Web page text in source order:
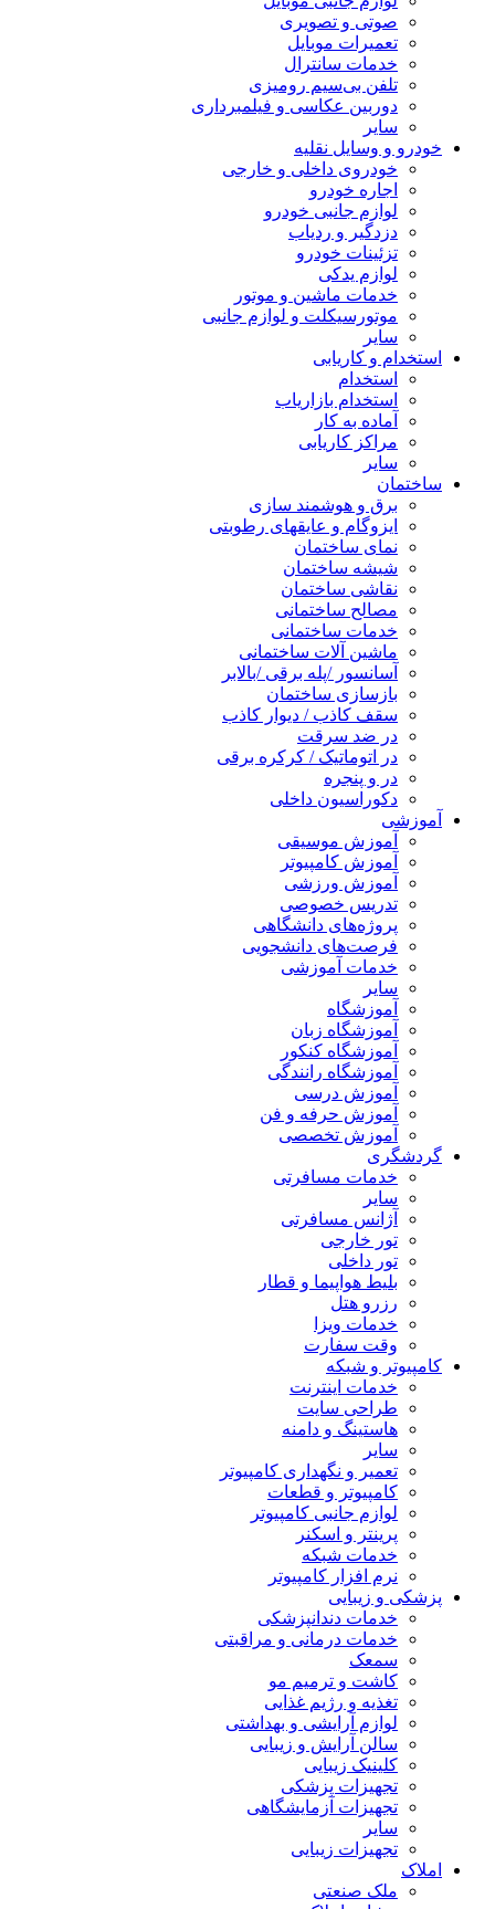
صوتی و تصویری
تعمیرات موبایل
خدمات سانترال
تلفن بی‌سیم رومیزی
دوربین عکاسی و فیلمبرداری
سایر
خودرو و وسایل نقلیه
خودروی داخلی و خارجی
اجاره خودرو
لوازم جانبی خودرو
دزدگیر و ردیاب
تزئینات خودرو
لوازم یدکی
خدمات ماشین و موتور
موتورسیکلت و لوازم جانبی
سایر
استخدام و کاریابی
استخدام
استخدام بازاریاب
آماده به کار
مراکز کاریابی
سایر
ساختمان
برق و هوشمند سازی
ایزوگام و عایقهای رطوبتی
نمای ساختمان
شیشه ساختمان
نقاشی ساختمان
مصالح ساختمانی
خدمات ساختمانی
ماشین آلات ساختمانی
آسانسور /پله برقی /بالابر
بازسازی ساختمان
سقف کاذب / دیوار کاذب
در ضد سرقت
در اتوماتیک / کرکره برقی
در و پنجره
دکوراسیون داخلی
آموزشی
آموزش موسیقی
آموزش کامپیوتر
آموزش ورزشی
تدریس خصوصی
پروژه‌های دانشگاهی
فرصت‌های دانشجویی
خدمات آموزشی
سایر
آموزشگاه
آموزشگاه زبان
آموزشگاه کنکور
آموزشگاه رانندگی
آموزش درسی
آموزش حرفه و فن
آموزش تخصصی
گردشگری
خدمات مسافرتی
سایر
آژانس مسافرتی
تور خارجی
تور داخلی
بلیط هواپیما و قطار
رزرو هتل
خدمات ویزا
وقت سفارت
کامپیوتر و شبکه
خدمات اینترنت
طراحی سایت
هاستینگ و دامنه
سایر
تعمیر و نگهداری کامپیوتر
کامپیوتر و قطعات
لوازم جانبی کامپیوتر
پرینتر و اسکنر
خدمات شبکه
نرم افزار کامپیوتر
پزشکی و زیبایی
خدمات دندانپزشکی
خدمات درمانی و مراقبتی
سمعک
کاشت و ترمیم مو
تغذیه و رژیم غذایی
لوازم آرایشی و بهداشتی
سالن آرایش و زیبایی
کلینیک زیبایی
تجهیزات پزشکی
تجهیزات آزمایشگاهی
سایر
تجهیزات زیبایی
املاک
ملک صنعتی